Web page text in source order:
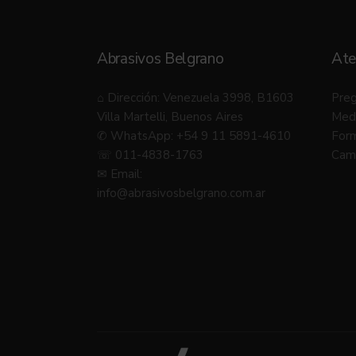
Abrasivos Belgrano
⌂ Dirección: Venezuela 3998, B1603
Villa Martelli, Buenos Aires
✆ WhatsApp: +54 9 11 5891-4610
☏ 011-4838-1763
✉ Email:
info@abrasivosbelgrano.com.ar